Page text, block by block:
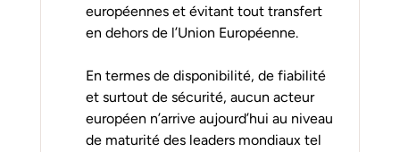
européennes et évitant tout transfert
en dehors de l’Union Européenne.
En termes de disponibilité, de fiabilité
et surtout de sécurité, aucun acteur
européen n’arrive aujourd’hui au niveau
de maturité des leaders mondiaux tel